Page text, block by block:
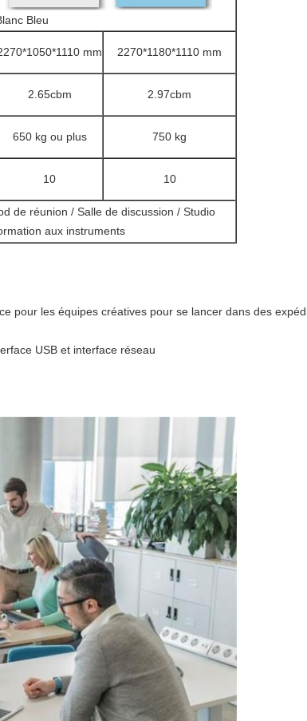
Bleu
mm 2270*1180*1110 mm
2.65cbm 2.97cbm
650 kg ou plus 750 kg
10 10
de réunion / Salle de discussion / Studio
aux instruments
pour les équipes créatives pour se lancer dans des
USB et interface réseau